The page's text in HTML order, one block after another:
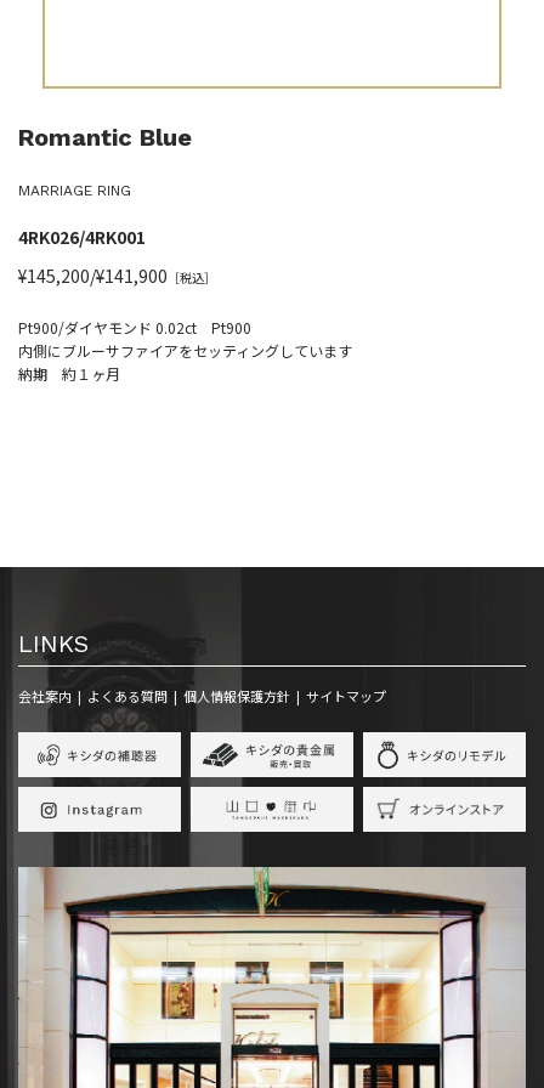
Romantic Blue
MARRIAGE RING
4RK026/4RK001
¥145,200/¥141,900 ［税込］
Pt900/ダイヤモンド 0.02ct Pt900
内側にブルーサファイアをセッティングしています
納期 約１ヶ月
LINKS
会社案内 よくある質問 個人情報保護方針 サイトマップ